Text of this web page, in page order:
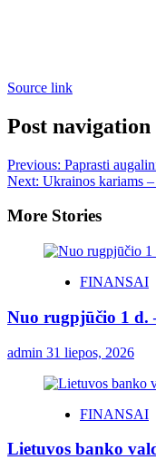
Source link
Post navigation
Previous: Paprasti
Next: Ukrainos kariams
More Stories
FINANSAI
Nuo rugpjūčio 1 d.
admin 31 liepos, 2026
FINANSAI
Lietuvos banko